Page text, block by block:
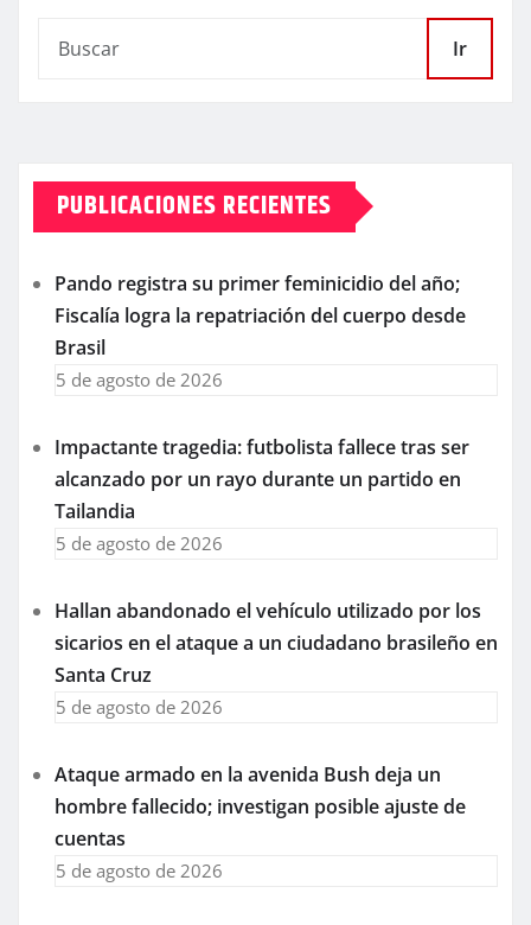
Ir
PUBLICACIONES RECIENTES
Pando registra su primer feminicidio del año;
Fiscalía logra la repatriación del cuerpo desde
Brasil
5 de agosto de 2026
Impactante tragedia: futbolista fallece tras ser
alcanzado por un rayo durante un partido en
Tailandia
5 de agosto de 2026
Hallan abandonado el vehículo utilizado por los
sicarios en el ataque a un ciudadano brasileño en
Santa Cruz
5 de agosto de 2026
Ataque armado en la avenida Bush deja un
hombre fallecido; investigan posible ajuste de
cuentas
5 de agosto de 2026